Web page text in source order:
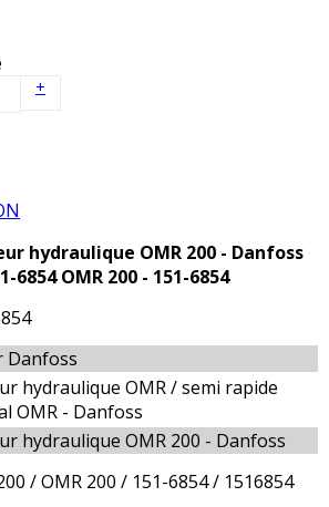
+
hydraulique OMR 200 - Danfoss
6854 OMR 200 - 151-6854
Danfoss
hydraulique OMR / semi rapide
OMR - Danfoss
hydraulique OMR 200 - Danfoss
/ OMR 200 / 151-6854 / 1516854